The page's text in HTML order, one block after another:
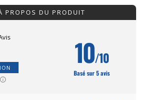
PROPOS DU PRODUIT
10/10
Basé sur 5 avis